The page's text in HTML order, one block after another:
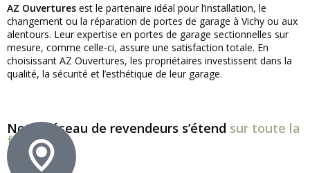
AZ Ouvertures est le partenaire idéal pour l’installation, le
changement ou la réparation de portes de garage à Vichy ou aux
alentours. Leur expertise en portes de garage sectionnelles sur
mesure, comme celle-ci, assure une satisfaction totale. En
choisissant AZ Ouvertures, les propriétaires investissent dans la
qualité, la sécurité et l’esthétique de leur garage.
Notre réseau de revendeurs s’étend sur toute la
france !